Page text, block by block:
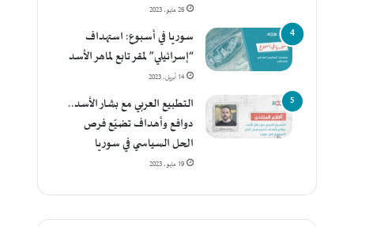
26 مايو، 2023
سوريا في أسبوع: استهداف
“إسرائيلي” لمقر تابع لماهر الأسد
14 أبريل، 2023
التطبيع العربي مع بشار الأسد..
دوافع وأهداف تضيّع فرص
الحل السياسي في سوريا
19 مايو، 2023